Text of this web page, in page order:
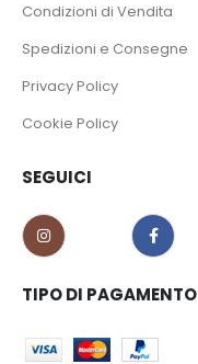
Condizioni di Vendita
Spedizioni e Consegne
Privacy Policy
Cookie Policy
SEGUICI
TIPO DI PAGAMENTO